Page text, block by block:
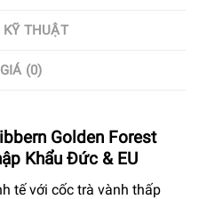
KỸ THUẬT
(0)
Golden Forest
Khẩu Đức & EU
tế với cốc trà vành thấp